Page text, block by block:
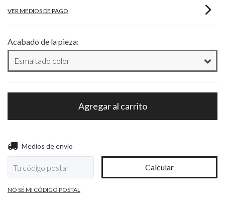
VER MEDIOS DE PAGO
Acabado de la pieza:
Entregas para el CP:
Medios de envío
Calcular
NO SÉ MI CÓDIGO POSTAL